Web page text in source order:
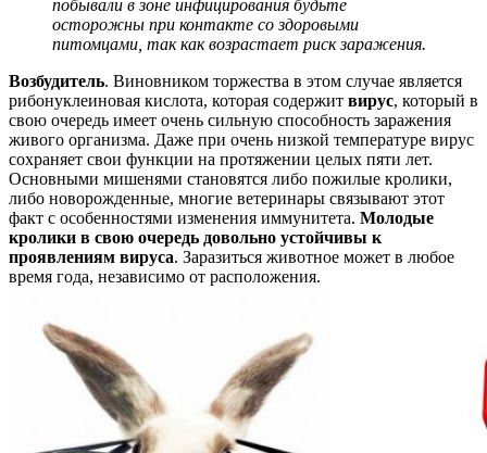
побывали в зоне инфицирования будьте
осторожны при контакте со здоровыми
питомцами, так как возрастает риск заражения.
Возбудитель. Виновником торжества в этом случае является
рибонуклеиновая кислота, которая содержит вирус, который в
свою очередь имеет очень сильную способность заражения
живого организма. Даже при очень низкой температуре вирус
сохраняет свои функции на протяжении целых пяти лет.
Основными мишенями становятся либо пожилые кролики,
либо новорожденные, многие ветеринары связывают этот
факт с особенностями изменения иммунитета. Молодые
кролики в свою очередь довольно устойчивы к
проявлениям вируса. Заразиться животное может в любое
время года, независимо от расположения.